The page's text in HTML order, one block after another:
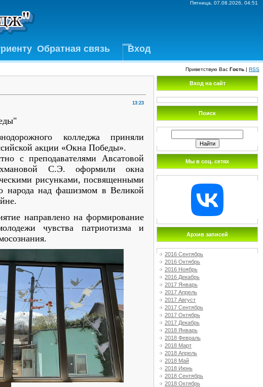
Пятница, 07.08.2026, 04:51
Обратная связь Вход
Приветствую Вас Гость | RSS
13:23
колледжа приняли
акции «Окна Победы».
с преподавателями Авсатовой
С.Э. оформили окна
рисунками, посвященными
народа над фашизмом в Великой
направлено на формирование
чувства патриотизма и
Вход на сайт
Поиск
Мы в соц. сетях
Архив записей
2016 Сентябрь
2016 Октябрь
2016 Ноябрь
2016 Декабрь
2017 Январь
2017 Апрель
2017 Август
2017 Сентябрь
2017 Октябрь
2017 Декабрь
2018 Январь
2018 Февраль
2018 Март
2018 Апрель
2018 Май
2018 Июнь
2018 Сентябрь
2018 Октябрь